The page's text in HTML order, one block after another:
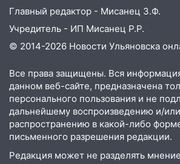
19:14 Житель Ульяновской
подвез троих незнакомцев
заработал уголовное дело
Ульяновской области
18:00 Мотофристайл, рок и
экстрим: в Ульяновске
большой фестиваль «Наше
17:30 Где есть бензин в
августа после рабочего
Главный редактор - Мисанец З.Ф.
Учредитель - ИП Мисанец Р.Р.
© 2014-2026 Новости Ульяновска
Все права защищены. Вся
данном веб-сайте, предназначена
персонального пользования и не
дальнейшему воспроизведению и/или
распространению в какой-либо
письменного разрешения редакции.
Редакция может не разделять